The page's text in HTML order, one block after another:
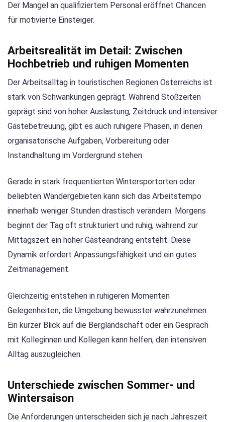
Der Mangel an qualifiziertem Personal eröffnet Chancen
für motivierte Einsteiger.
Arbeitsrealität im Detail: Zwischen
Hochbetrieb und ruhigen Momenten
Der Arbeitsalltag in touristischen Regionen Österreichs ist
stark von Schwankungen geprägt. Während Stoßzeiten
geprägt sind von hoher Auslastung, Zeitdruck und intensiver
Gästebetreuung, gibt es auch ruhigere Phasen, in denen
organisatorische Aufgaben, Vorbereitung oder
Instandhaltung im Vordergrund stehen.
Gerade in stark frequentierten Wintersportorten oder
beliebten Wandergebieten kann sich das Arbeitstempo
innerhalb weniger Stunden drastisch verändern. Morgens
beginnt der Tag oft strukturiert und ruhig, während zur
Mittagszeit ein hoher Gästeandrang entsteht. Diese
Dynamik erfordert Anpassungsfähigkeit und ein gutes
Zeitmanagement.
Gleichzeitig entstehen in ruhigeren Momenten
Gelegenheiten, die Umgebung bewusster wahrzunehmen.
Ein kurzer Blick auf die Berglandschaft oder ein Gespräch
mit Kolleginnen und Kollegen kann helfen, den intensiven
Alltag auszugleichen.
Unterschiede zwischen Sommer- und
Wintersaison
Die Anforderungen unterscheiden sich je nach Jahreszeit